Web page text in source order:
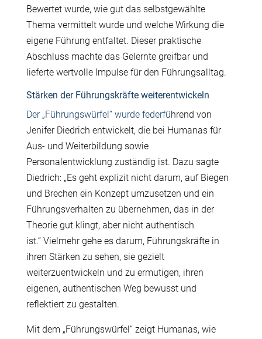
Bewertet wurde, wie gut das selbstgewählte
Thema vermittelt wurde und welche Wirkung die
eigene Führung entfaltet. Dieser praktische
Abschluss machte das Gelernte greifbar und
lieferte wertvolle Impulse für den Führungsalltag.
Stärken der Führungskräfte weiterentwickeln
Der „Führungswürfel“ wurde federführend von
Jenifer Diedrich entwickelt, die bei Humanas für
Aus- und Weiterbildung sowie
Personalentwicklung zuständig ist. Dazu sagte
Diedrich: „Es geht explizit nicht darum, auf Biegen
und Brechen ein Konzept umzusetzen und ein
Führungsverhalten zu übernehmen, das in der
Theorie gut klingt, aber nicht authentisch
ist.“ Vielmehr gehe es darum, Führungskräfte in
ihren Stärken zu sehen, sie gezielt
weiterzuentwickeln und zu ermutigen, ihren
eigenen, authentischen Weg bewusst und
reflektiert zu gestalten.
Mit dem „Führungswürfel“ zeigt Humanas, wie